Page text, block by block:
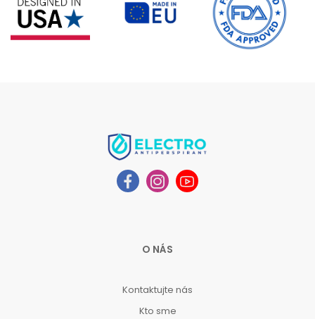
O NÁS
Kontaktujte nás
Kto sme